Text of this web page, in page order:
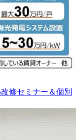
修セミナー＆個別